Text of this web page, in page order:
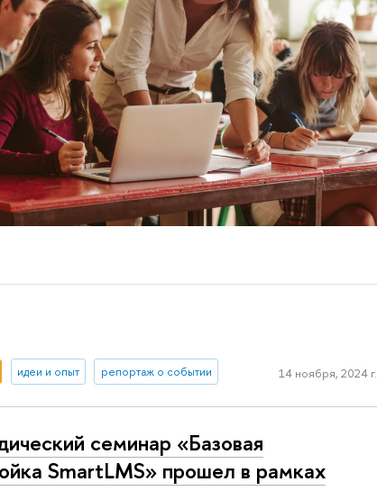
идеи и опыт репортаж о событии 14 ноября, 2024 г.
семинар «Базовая
SmartLMS» прошел в рамках